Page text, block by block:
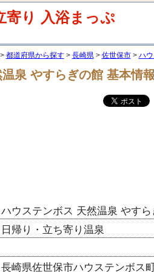
寄り 入浴まっぷ
都道府県から探す 長崎県 佐世保市 ハ
泉 やすらぎの館基本情報
ハウステンボス 天然温泉 やすら
日帰り・立ち寄り温泉
長崎県佐世保市ハウステンボス